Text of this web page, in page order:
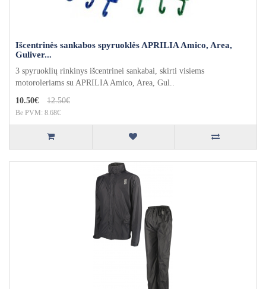
Išcentrinės sankabos spyruoklės APRILIA Amico, Area,
Guliver...
3 spyruoklių rinkinys išcentrinei sankabai, skirti visiems
motoroleriams su APRILIA Amico, Area, Gul..
10.50€
12.50€
Be PVM: 8.68€